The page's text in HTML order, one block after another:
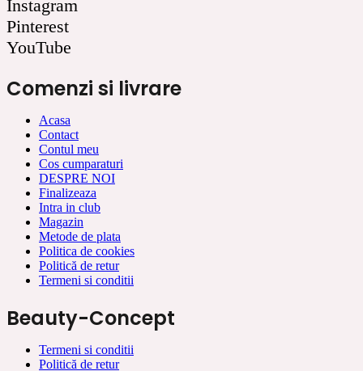
Instagram
Pinterest
YouTube
Comenzi si livrare
Acasa
Contact
Contul meu
Cos cumparaturi
DESPRE NOI
Finalizeaza
Intra in club
Magazin
Metode de plata
Politica de cookies
Politică de retur
Termeni si conditii
Beauty-Concept
Termeni si conditii
Politică de retur